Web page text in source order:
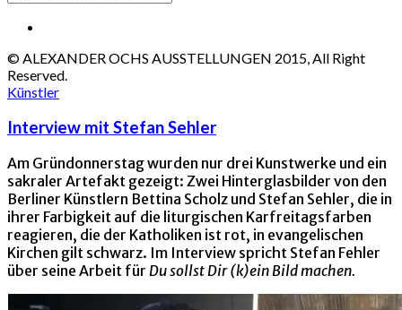
© ALEXANDER OCHS AUSSTELLUNGEN 2015, All Right
Reserved.
Künstler
Interview mit Stefan Sehler
Am Gründonnerstag wurden nur drei Kunstwerke und ein
sakraler Artefakt gezeigt: Zwei Hinterglasbilder von den
Berliner Künstlern Bettina Scholz und Stefan Sehler, die in
ihrer Farbigkeit auf die liturgischen Karfreitagsfarben
reagieren, die der Katholiken ist rot, in evangelischen
Kirchen gilt schwarz. Im Interview spricht Stefan Fehler
über seine Arbeit für Du sollst Dir (k)ein Bild machen.